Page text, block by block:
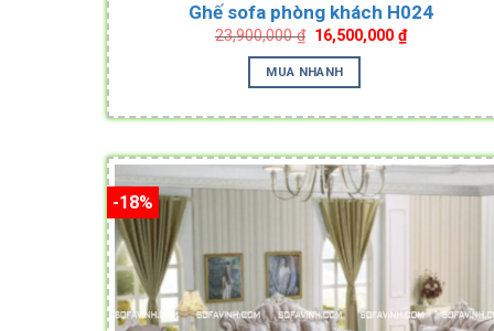
Ghế sofa phòng khách H024
23,900,000₫ Original
price
was:
23,900,000 ₫.
16,500,000₫Current
price
MUA NHANH
-18%